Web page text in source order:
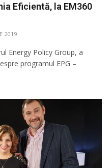
Eficientă, la EM360
2019
Energy Policy Group, a
programul EPG –